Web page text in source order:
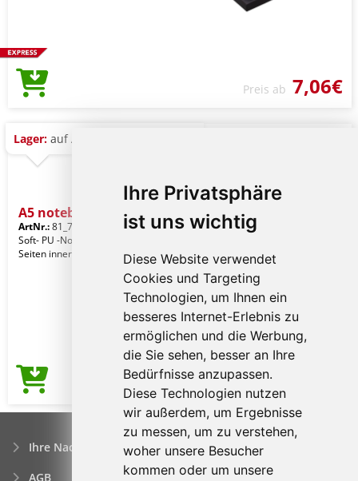
Ihre Privatsphäre
ist uns wichtig
Diese Website verwendet
Cookies und Targeting
Technologien, um Ihnen ein
besseres Internet-Erlebnis zu
ermöglichen und die Werbung,
die Sie sehen, besser an Ihre
Bedürfnisse anzupassen.
Diese Technologien nutzen
wir außerdem, um Ergebnisse
zu messen, um zu verstehen,
woher unsere Besucher
kommen oder um unsere
Preis ab 7,06€
Lager: auf Anfrage
A5 notebook
ArtNr.:81_773029
Soft- PU -Notebook mit 96 linierten
Seiten innerhalb von 80g/m² .
Ihre Nachfrage
AGB